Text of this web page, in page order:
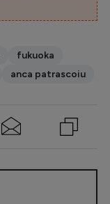
fukuoka
anca patrascoiu